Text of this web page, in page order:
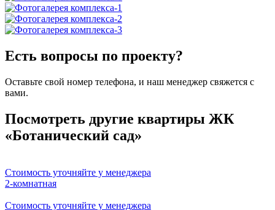
Есть вопросы по проекту?
Оставьте свой номер телефона, и наш менеджер свяжется с
вами.
Ваше имя
Ваш телефон
Я согласен наобработку персональных данных
ознакомлен с условиямиПолитики конфиденциальности
ООО "Куформ" и условиями